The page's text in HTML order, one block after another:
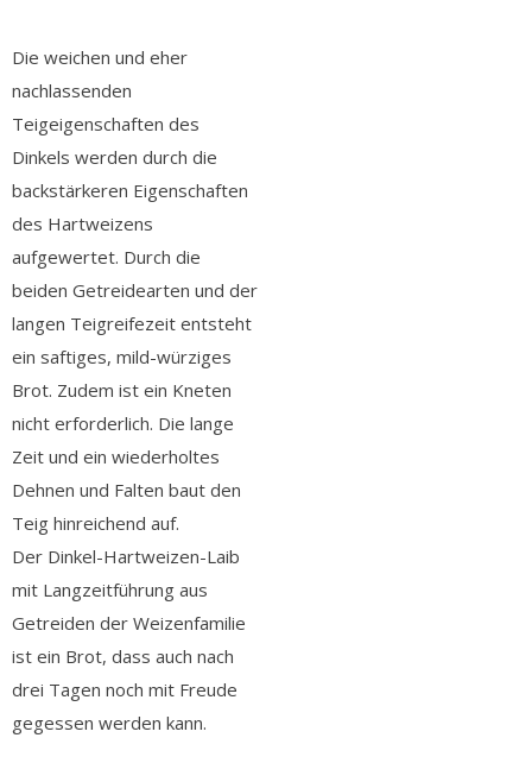
Die weichen und eher
nachlassenden
Teigeigenschaften des
Dinkels werden durch die
backstärkeren Eigenschaften
des Hartweizens
aufgewertet. Durch die
beiden Getreidearten und der
langen Teigreifezeit entsteht
ein saftiges, mild-würziges
Brot. Zudem ist ein Kneten
nicht erforderlich. Die lange
Zeit und ein wiederholtes
Dehnen und Falten baut den
Teig hinreichend auf.
Der Dinkel-Hartweizen-Laib
mit Langzeitführung aus
Getreiden der Weizenfamilie
ist ein Brot, dass auch nach
drei Tagen noch mit Freude
gegessen werden kann.